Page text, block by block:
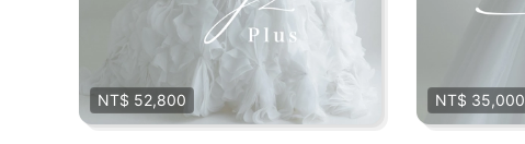
NT$ 52,800 NT$ 35,000